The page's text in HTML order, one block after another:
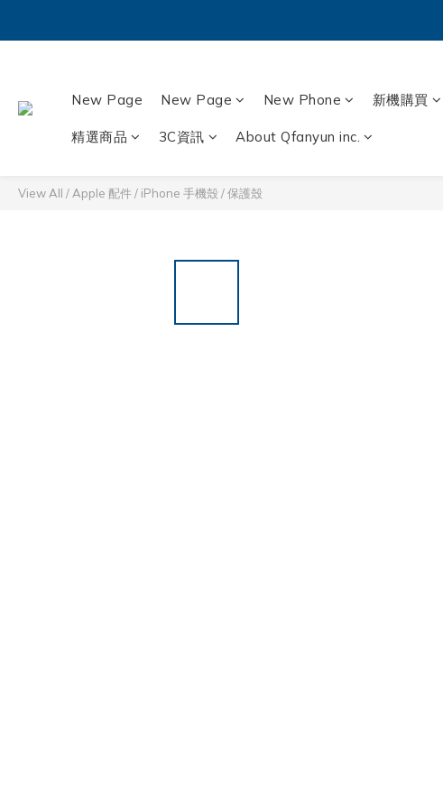
New Page New Page New Phone 新機購買
精選商品 3C資訊 About Qfanyun inc.
View All / Apple 配件/ iPhone 手機殼 / 保護殼